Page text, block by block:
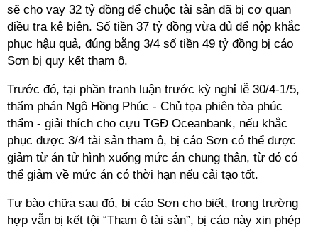
sẽ cho vay 32 tỷ đồng để chuộc tài sản đã bị cơ quan
điều tra kê biên. Số tiền 37 tỷ đồng vừa đủ để nộp khắc
phục hậu quả, đúng bằng 3/4 số tiền 49 tỷ đồng bị cáo
Sơn bị quy kết tham ô.
Trước đó, tại phần tranh luận trước kỳ nghỉ lễ 30/4-1/5,
thẩm phán Ngô Hồng Phúc - Chủ tọa phiên tòa phúc
thẩm - giải thích cho cựu TGĐ Oceanbank, nếu khắc
phục được 3/4 tài sản tham ô, bị cáo Sơn có thể được
giảm từ án tử hình xuống mức án chung thân, từ đó có
thể giảm về mức án có thời hạn nếu cải tạo tốt.
Tự bào chữa sau đó, bị cáo Sơn cho biết, trong trường
hợp vẫn bị kết tội “Tham ô tài sản”, bị cáo này xin phép